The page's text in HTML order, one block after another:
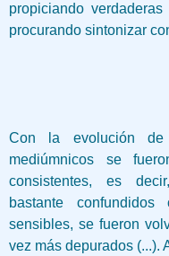
propiciando
procurando sintonizar
Con la evolución de
mediúmnicos se
consistentes, es
bastante
sensibles, se fueron
vez más depurados (...).